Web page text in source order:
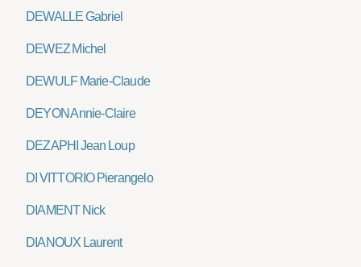
DEWALLE Gabriel
DEWEZ Michel
DEWULF Marie-Claude
DEYON Annie-Claire
DEZAPHI Jean Loup
DI VITTORIO Pierangelo
DIAMENT Nick
DIANOUX Laurent